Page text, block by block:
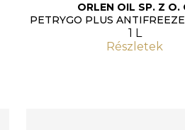
ORLEN OIL SP. Z O.
PETRYGO PLUS
1 L
Részletek